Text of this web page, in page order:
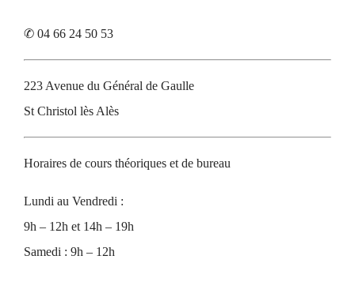
✆ 04 66 24 50 53
223 Avenue du Général de Gaulle
St Christol lès Alès
Horaires de cours théoriques et de bureau
Lundi au Vendredi :
9h – 12h et 14h – 19h
Samedi : 9h – 12h